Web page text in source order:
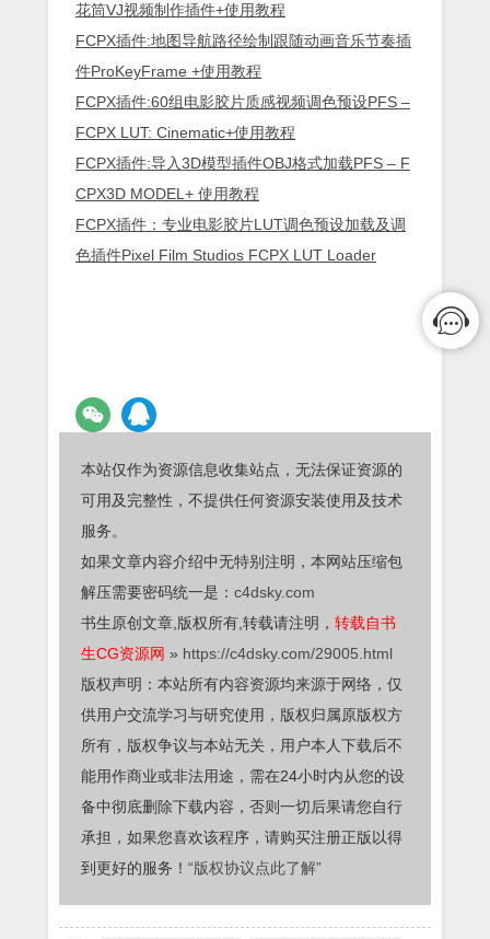
花筒VJ视频制作插件+使用教程
FCPX插件:地图导航路径绘制跟随动画音乐节奏插
件ProKeyFrame +使用教程
FCPX插件:60组电影胶片质感视频调色预设PFS –
FCPX LUT: Cinematic+使用教程
FCPX插件:导入3D模型插件OBJ格式加载PFS – F
CPX3D MODEL+ 使用教程
FCPX插件：专业电影胶片LUT调色预设加载及调
色插件Pixel Film Studios FCPX LUT Loader
本站仅作为资源信息收集站点，无法保证资源的
可用及完整性，不提供任何资源安装使用及技术
服务。
如果文章内容介绍中无特别注明，本网站压缩包
解压需要密码统一是： c4dsky.com
书生原创文章,版权所有,转载请注明， 转载自书
生CG资源网 » https://c4dsky.com/29005.html
版权声明：本站所有内容资源均来源于网络，仅
供用户交流学习与研究使用，版权归属原版权方
所有，版权争议与本站无关，用户本人下载后不
能用作商业或非法用途，需在24小时内从您的设
备中彻底删除下载内容，否则一切后果请您自行
承担，如果您喜欢该程序，请购买注册正版以得
到更好的服务！ “版权协议点此了解”